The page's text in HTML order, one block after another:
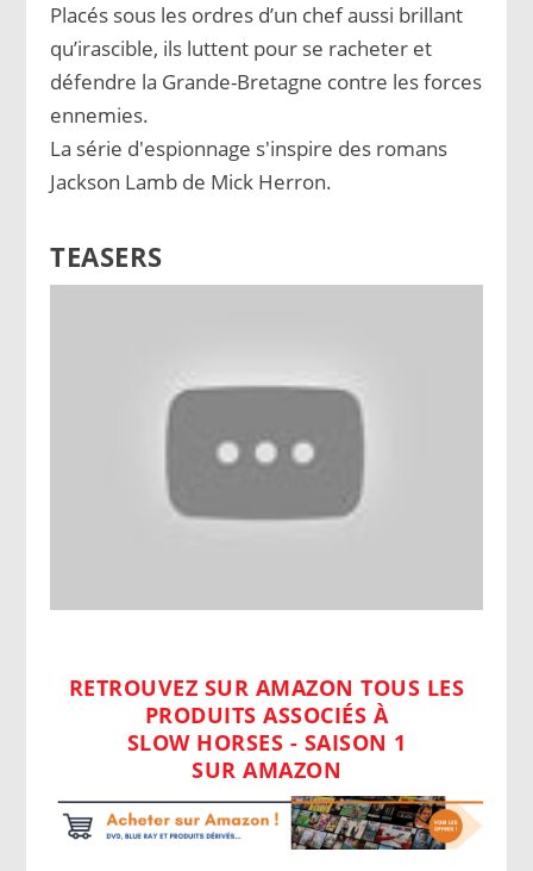
Placés sous les ordres d’un chef aussi brillant
qu’irascible, ils luttent pour se racheter et
défendre la Grande-Bretagne contre les forces
ennemies.
La série d'espionnage s'inspire des romans
Jackson Lamb de Mick Herron.
TEASERS
RETROUVEZ SUR AMAZON TOUS LES
PRODUITS ASSOCIÉS À
SLOW HORSES - SAISON 1
SUR AMAZON